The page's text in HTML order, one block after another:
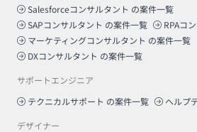
Salesforceコンサルタント の案件一覧
SAPコンサルタント の案件一覧 RPAコ
マーケティングコンサルタント の案件一覧
DXコンサルタント の案件一覧
サポートエンジニア
テクニカルサポート の案件一覧 ヘルプ
デザイナー